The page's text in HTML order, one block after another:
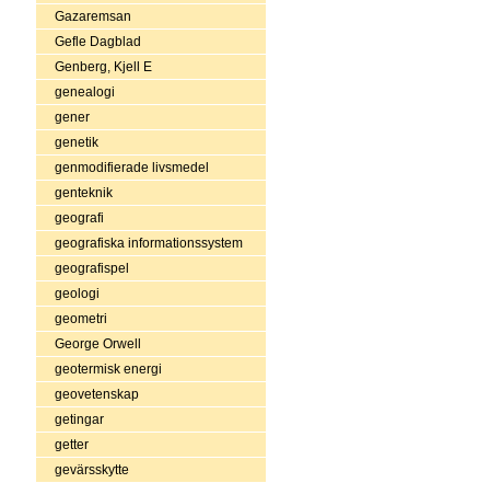
Gazaremsan
Gefle Dagblad
Genberg, Kjell E
genealogi
gener
genetik
genmodifierade livsmedel
genteknik
geografi
geografiska informationssystem
geografispel
geologi
geometri
George Orwell
geotermisk energi
geovetenskap
getingar
getter
gevärsskytte